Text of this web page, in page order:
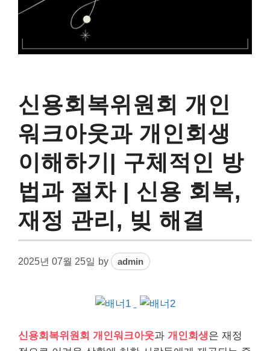
신용회복위원회 개인
워크아웃과 개인회생
이해하기| 구체적인 방
법과 절차 | 신용 회복,
재정 관리, 빚 해결
2025년 07월 25일 by admin
신용회복위원회 개인워크아웃과 개인회생은 재정